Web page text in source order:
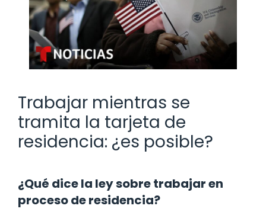
Trabajar mientras se
tramita la tarjeta de
residencia: ¿es posible?
¿Qué dice la ley sobre trabajar en
proceso de residencia?